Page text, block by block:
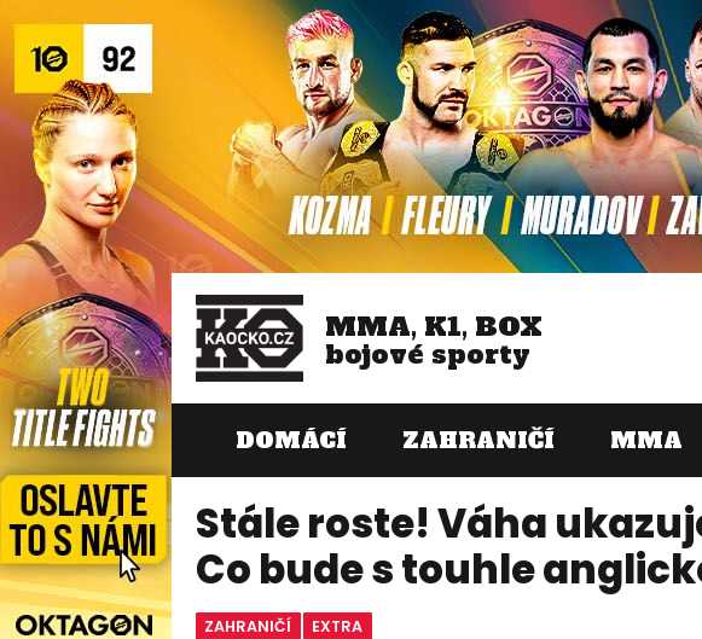
MMA, K1, BOX
bojové sporty
DOMÁCÍ ZAHRANIČÍ MMA
Stále roste! Váha
Co bude s touhle
ZAHRANIČÍ EXTRA